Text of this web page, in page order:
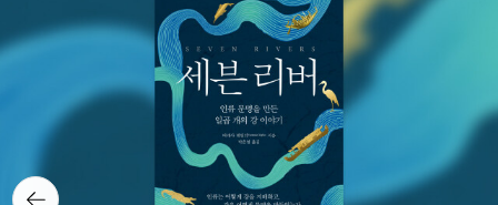
파국을 막기 위해서 기술 폭주에 대한 ‘감속주의적 전회’가 필요하다
고 말한다. 여기서 감속주의란 기술 ‘가속주의’와 반대되는 개념이다.
‘기술 가속주의’는 저렴한 자연에 기대어 자본주의적 생산 기계의 산
출 가능성을 최대치로 끌어올리면서 성찰 없는 성장과 발전을 꾀하는
것을 말한다.감속주의는 기술의 생태 사회적 숙의 과정을 통해 생명
과의 공존을 위해 기술의 속도를 조절하려는 성찰적 태도로, 인간중
심주의에 대한 반성적 성찰과도 닿아 있다.감속주의는 단순히 기술의
뒤로가